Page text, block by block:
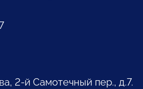
2-й Самотечный пер., д.7.